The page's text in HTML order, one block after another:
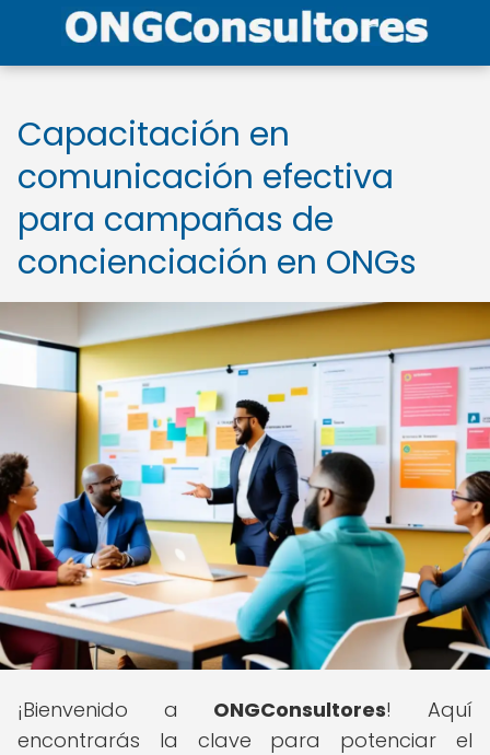
Capacitación en
comunicación efectiva
para campañas de
concienciación en ONGs
¡Bienvenido a ONGConsultores! Aquí
encontrarás la clave para potenciar el